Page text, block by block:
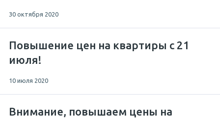
30 октября 2020
Повышение цен на квартиры с 21
июля!
10 июля 2020
Внимание, повышаем цены на